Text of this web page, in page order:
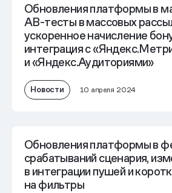
Обновления платформы в
AB-тесты в массовых
ускоренное начисление
интеграция с
и «Яндекс.Аудиториями»
Новости 10 апреля 2024
Обновления платформы в
срабатываний сценария,
в интеграции пушей и
на фильтры